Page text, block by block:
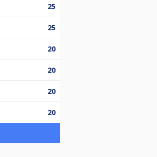
25
25
20
20
20
20